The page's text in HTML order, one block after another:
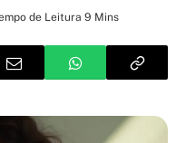
de Leitura 9 Mins